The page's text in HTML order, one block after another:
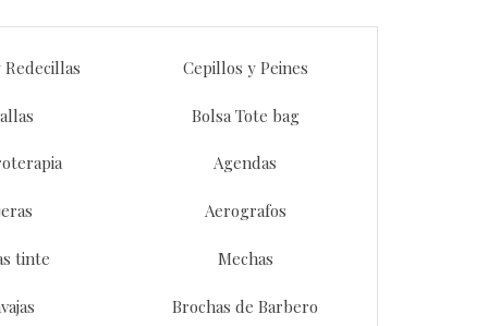
Cepillos y Peines
Bolsa Tote bag
Agendas
Aerografos
tinte Mechas
Brochas de Barbero